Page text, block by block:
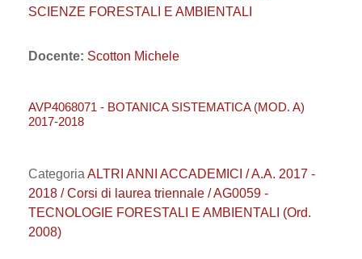
SCIENZE FORESTALI E AMBIENTALI
Docente: Scotton Michele
AVP4068071 - BOTANICA SISTEMATICA (MOD. A)
2017-2018
Categoria ALTRI ANNI ACCADEMICI / A.A. 2017 -
2018 / Corsi di laurea triennale / AG0059 -
TECNOLOGIE FORESTALI E AMBIENTALI (Ord.
2008)